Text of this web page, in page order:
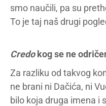
smo naučili, pa su
To je taj naš drugi
Credo kog se ne
Za razliku od takvog
ne brani ni Dačića, ni
bilo koja druga imena i